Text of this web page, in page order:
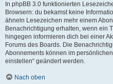
In phpBB 3.0 funktionierten
Browsern: du bekamst keine
ähneln Lesezeichen mehr einem
Benachrichtigung erhalten, wenn ein
hingegen informieren dich bei einer
Forums des Boards. Die
Abonnements können im
einstellen“ geändert werden.
Nach oben